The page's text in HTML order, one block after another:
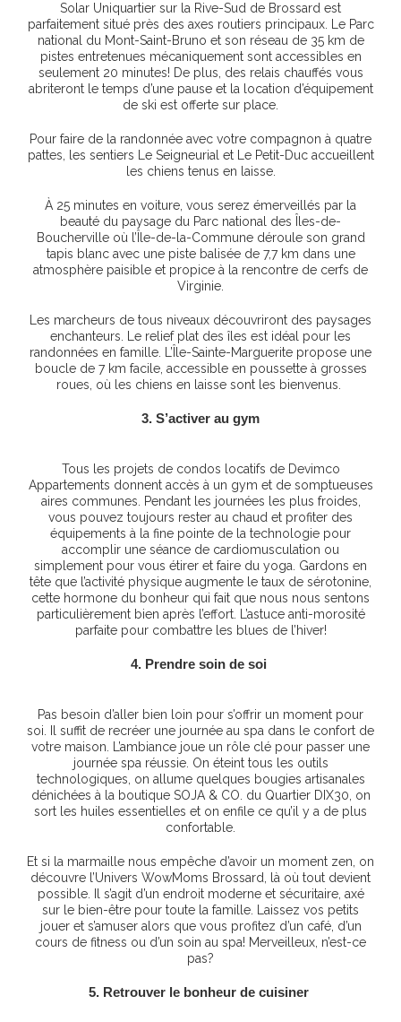
Solar Uniquartier sur la Rive-Sud de Brossard est
parfaitement situé près des axes routiers principaux. Le Parc
national du Mont-Saint-Bruno et son réseau de 35 km de
pistes entretenues mécaniquement sont accessibles en
seulement 20 minutes! De plus, des relais chauffés vous
abriteront le temps d’une pause et la location d’équipement
de ski est offerte sur place.
Pour faire de la randonnée avec votre compagnon à quatre
pattes, les sentiers Le Seigneurial et Le Petit-Duc accueillent
les chiens tenus en laisse.
À 25 minutes en voiture, vous serez émerveillés par la
beauté du paysage du Parc national des Îles-de-
Boucherville où l’Île-de-la-Commune déroule son grand
tapis blanc avec une piste balisée de 7,7 km dans une
atmosphère paisible et propice à la rencontre de cerfs de
Virginie.
Les marcheurs de tous niveaux découvriront des paysages
enchanteurs. Le relief plat des îles est idéal pour les
randonnées en famille. L’Île-Sainte-Marguerite propose une
boucle de 7 km facile, accessible en poussette à grosses
roues, où les chiens en laisse sont les bienvenus.
3. S’activer au gym
Tous les projets de condos locatifs de Devimco
Appartements donnent accès à un gym et de somptueuses
aires communes. Pendant les journées les plus froides,
vous pouvez toujours rester au chaud et profiter des
équipements à la fine pointe de la technologie pour
accomplir une séance de cardiomusculation ou
simplement pour vous étirer et faire du yoga. Gardons en
tête que l’activité physique augmente le taux de sérotonine,
cette hormone du bonheur qui fait que nous nous sentons
particulièrement bien après l’effort. L’astuce anti-morosité
parfaite pour combattre les blues de l’hiver!
4. Prendre soin de soi
Pas besoin d’aller bien loin pour s’offrir un moment pour
soi. Il suffit de recréer une journée au spa dans le confort de
votre maison. L’ambiance joue un rôle clé pour passer une
journée spa réussie. On éteint tous les outils
technologiques, on allume quelques bougies artisanales
dénichées à la boutique SOJA & CO. du Quartier DIX30, on
sort les huiles essentielles et on enfile ce qu’il y a de plus
confortable.
Et si la marmaille nous empêche d’avoir un moment zen, on
découvre l’Univers WowMoms Brossard, là où tout devient
possible. Il s’agit d’un endroit moderne et sécuritaire, axé
sur le bien-être pour toute la famille. Laissez vos petits
jouer et s’amuser alors que vous profitez d’un café, d’un
cours de fitness ou d’un soin au spa! Merveilleux, n’est-ce
pas?
5. Retrouver le bonheur de cuisiner